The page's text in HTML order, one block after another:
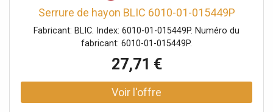
Serrure de hayon BLIC 6010-01-015449P
Fabricant: BLIC. Index: 6010-01-015449P. Numéro du
fabricant: 6010-01-015449P.
27,71 €